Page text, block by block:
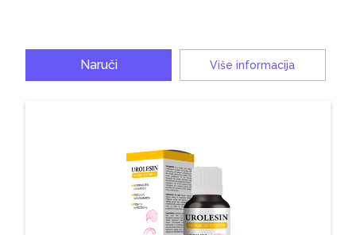
Naruči Više informacija